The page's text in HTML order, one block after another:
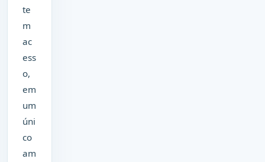
te
m
ac
ess
o,
em
um
úni
co
am